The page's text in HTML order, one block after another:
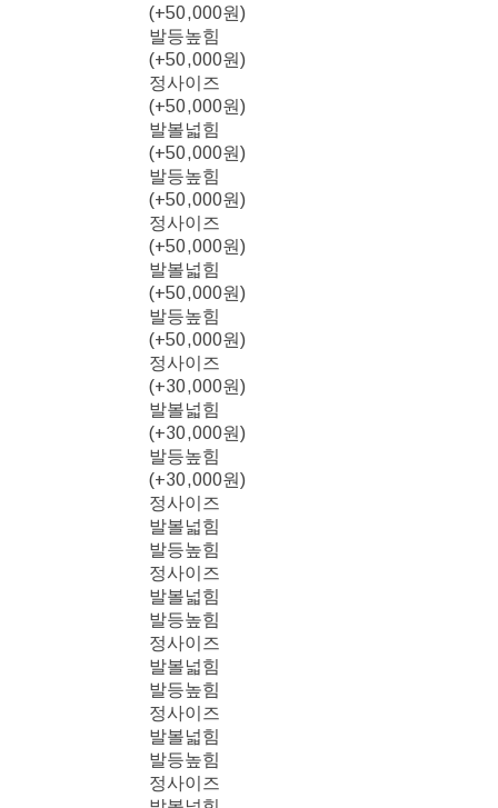
(+50,000원)
발등높힘
(+50,000원)
정사이즈
(+50,000원)
발볼넓힘
(+50,000원)
발등높힘
(+50,000원)
정사이즈
(+50,000원)
발볼넓힘
(+50,000원)
발등높힘
(+50,000원)
정사이즈
(+30,000원)
발볼넓힘
(+30,000원)
발등높힘
(+30,000원)
정사이즈
발볼넓힘
발등높힘
정사이즈
발볼넓힘
발등높힘
정사이즈
발볼넓힘
발등높힘
정사이즈
발볼넓힘
발등높힘
정사이즈